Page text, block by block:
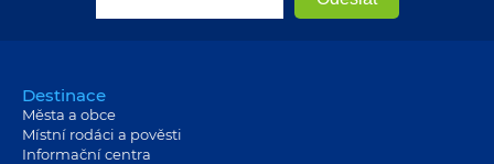
Destinace
Města a obce
Místní rodáci a pověsti
Informační centra